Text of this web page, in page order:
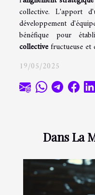
Dans La
collective. L'apport
développement
bénéfique pour
collectivefructueuse et
19/05/2025